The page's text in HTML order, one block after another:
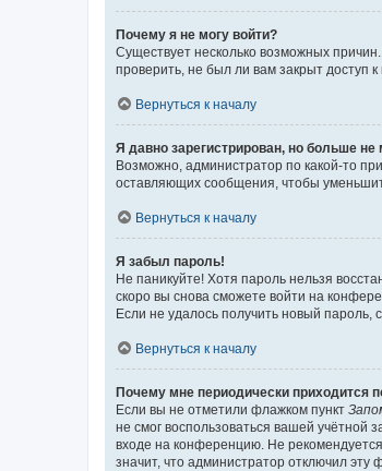
Почему я не могу войти?
Существует несколько возможных
проверить, не был ли вам закрыт доступ
Вернуться к началу
Я давно зарегистрирован, но больше не
Возможно, администратор по какой-то
оставляющих сообщения, чтобы
Вернуться к началу
Я забыл пароль!
Не паникуйте! Хотя пароль нельзя
скоро вы снова сможете войти на
Если не удалось получить новый пароль,
Вернуться к началу
Почему мне периодически приходится
Если вы не отметили флажком пункт
не смог воспользоваться вашей учётной
входе на конференцию. Не
значит, что администратор отключил эту